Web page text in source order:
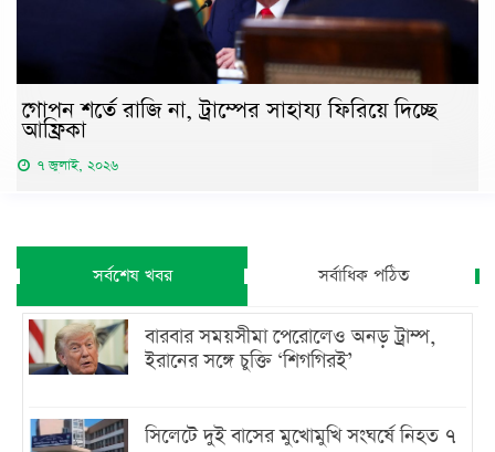
গোপন শর্তে রাজি না, ট্রাম্পের সাহায্য ফিরিয়ে দিচ্ছে
আফ্রিকা
৭ জুলাই, ২০২৬
সর্বশেষ খবর সর্বাধিক পঠিত
বারবার সময়সীমা পেরোলেও অনড় ট্রাম্প,
ইরানের সঙ্গে চুক্তি ‘শিগগিরই’
সিলেটে দুই বাসের মুখোমুখি সংঘর্ষে নিহত ৭